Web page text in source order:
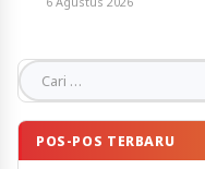
Cari untuk:
POS-POS TERBARU